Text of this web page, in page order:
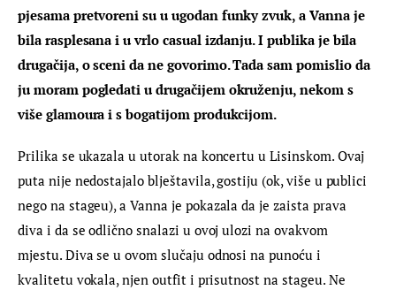
pjesama pretvoreni su u ugodan funky zvuk, a Vanna je
bila rasplesana i u vrlo casual izdanju. I publika je bila
drugačija, o sceni da ne govorimo. Tada sam pomislio da
ju moram pogledati u drugačijem okruženju, nekom s
više glamoura i s bogatijom produkcijom.
Prilika se ukazala u utorak na koncertu u Lisinskom. Ovaj
puta nije nedostajalo blještavila, gostiju (ok, više u publici
nego na stageu), a Vanna je pokazala da je zaista prava
diva i da se odlično snalazi u ovoj ulozi na ovakvom
mjestu. Diva se u ovom slučaju odnosi na punoću i
kvalitetu vokala, njen outfit i prisutnost na stageu. Ne